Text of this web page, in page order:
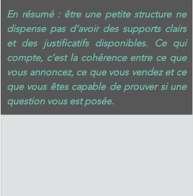
En résumé : être une petite structure ne
dispense pas d’avoir des supports clairs
et des justificatifs disponibles. Ce qui
compte, c’est la cohérence entre ce que
vous annoncez, ce que vous vendez et ce
que vous êtes capable de prouver si une
question vous est posée.